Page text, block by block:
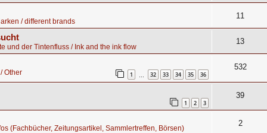
/ different brands
11
und der Tintenfluss / Ink and the ink flow
13
Other 1 32 33 34 35 36
532
1 2 3
39
(Fachbücher, Zeitungsartikel, Sammlertreffen, Börsen)
2